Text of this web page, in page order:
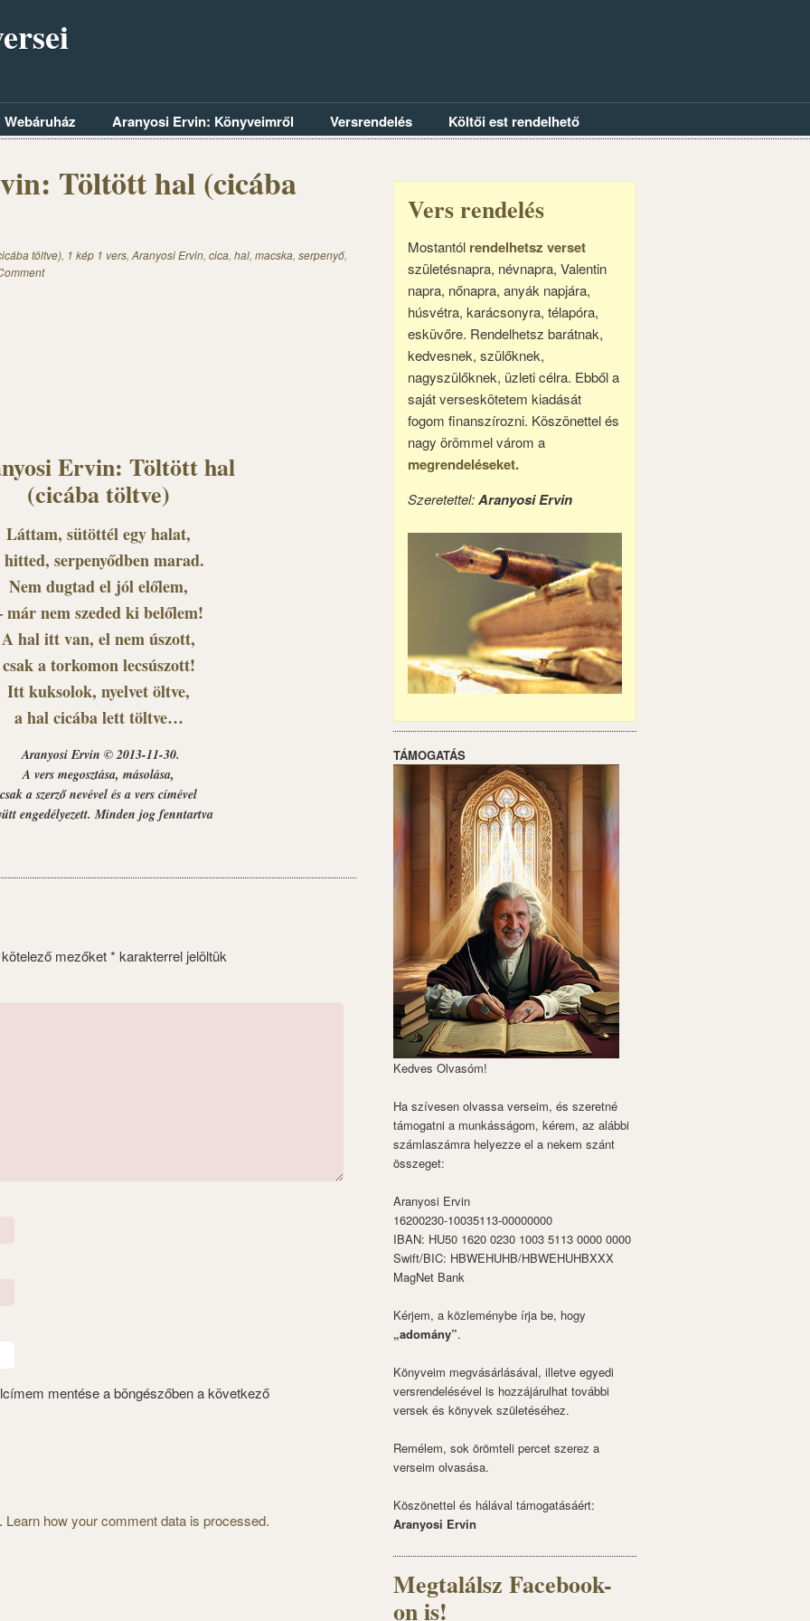
Webáruház Aranyosi Ervin: Könyveimről Versrendelés Költői est rendelhető
Töltött hal (cicába
töltve), 1 kép 1 vers, Aranyosi Ervin, cica, hal, macska, serpenyő,
Ervin: Töltött hal
(cicába töltve)
Láttam, sütöttél egy halat,
hitted, serpenyődben marad.
Nem dugtad el jól előlem,
már nem szeded ki belőlem!
A hal itt van, el nem úszott,
csak a torkomon lecsúszott!
Itt kuksolok, nyelvet öltve,
a hal cicába lett töltve…
Aranyosi Ervin © 2013-11-30.
A vers megosztása, másolása,
csak a szerző nevével és a vers címével
engedélyezett. Minden jog fenntartva
mezőket* karakterrel jelöltük
mentése a böngészőben a következő
Learn how your comment data is processed.
Vers rendelés
Mostantól rendelhetsz verset
születésnapra, névnapra, Valentin
napra, nőnapra, anyák napjára,
húsvétra, karácsonyra, télapóra,
esküvőre. Rendelhetsz barátnak,
kedvesnek, szülőknek,
nagyszülőknek, üzleti célra. Ebből a
saját verseskötetem kiadását
fogom finanszírozni. Köszönettel és
nagy örömmel várom a
megrendeléseket.
Szeretettel:Aranyosi Ervin
TÁMOGATÁS
Kedves Olvasóm!
Ha szívesen olvassa verseim, és szeretné
támogatni a munkásságom, kérem, az alábbi
számlaszámra helyezze el a nekem szánt
összeget:
Aranyosi Ervin
16200230-10035113-00000000
IBAN: HU50 1620 0230 1003 5113 0000 0000
Swift/BIC: HBWEHUHB/HBWEHUHBXXX
MagNet Bank
Kérjem, a közleménybe írja be, hogy
„adomány”.
Könyveim megvásárlásával, illetve egyedi
versrendelésével is hozzájárulhat további
versek és könyvek születéséhez.
Remélem, sok örömteli percet szerez a
verseim olvasása.
Köszönettel és hálával támogatásáért:
Aranyosi Ervin
Megtalálsz Facebook-
on is!